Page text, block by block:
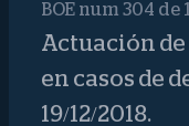
BOE num 304 de
Actuación de
en casos de
19/12/2018.